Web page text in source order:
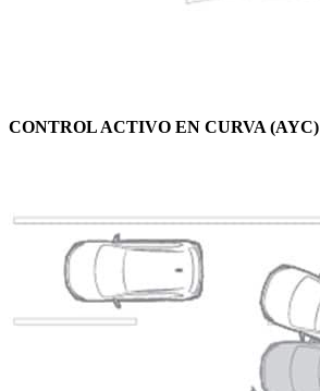
CONTROL ACTIVO EN CURVA (AYC)